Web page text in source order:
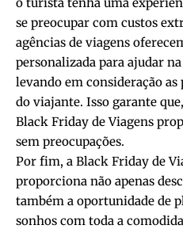
se preocupar com custos
agências de viagens
personalizada para ajudar
levando em consideração
do viajante. Isso garante
Black Friday de Viagens
sem preocupações.
Por fim, a Black Friday de
proporciona não apenas
também a oportunidade de
sonhos com toda a